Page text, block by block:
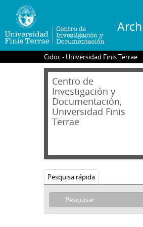
Cidoc - Universidad Finis Terrae
Centro de
Investigación y
Documentación,
Universidad Finis
Terrae
Pesquisa rápida